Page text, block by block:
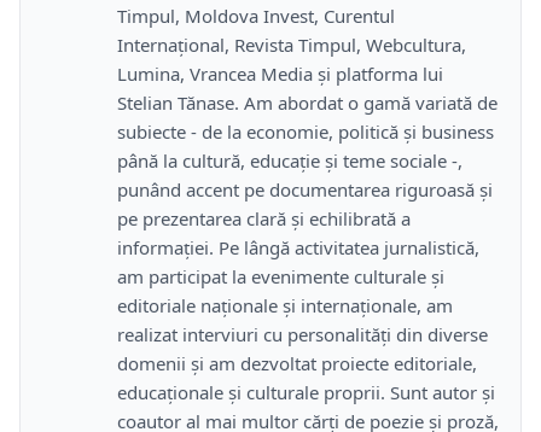
Timpul, Moldova Invest, Curentul
Internațional, Revista Timpul, Webcultura,
Lumina, Vrancea Media și platforma lui
Stelian Tănase. Am abordat o gamă variată de
subiecte - de la economie, politică și business
până la cultură, educație și teme sociale -,
punând accent pe documentarea riguroasă și
pe prezentarea clară și echilibrată a
informației. Pe lângă activitatea jurnalistică,
am participat la evenimente culturale și
editoriale naționale și internaționale, am
realizat interviuri cu personalități din diverse
domenii și am dezvoltat proiecte editoriale,
educaționale și culturale proprii. Sunt autor și
coautor al mai multor cărți de poezie și proză,